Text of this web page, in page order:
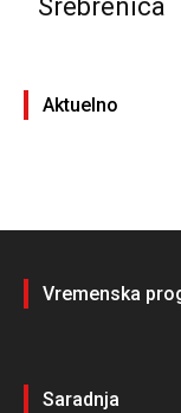
Srebrenica
Aktuelno
Vremenska
Saradnja